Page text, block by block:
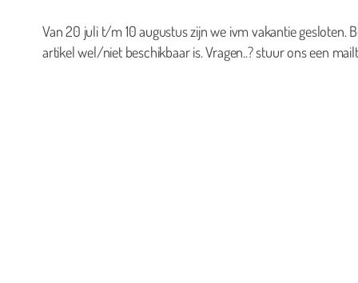
Van 20 juli t/m 10 augustus zijn we ivm vakantie gesloten.
artikel wel/niet beschikbaar is. Vragen..? stuur ons een